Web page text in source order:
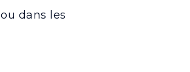
dans les